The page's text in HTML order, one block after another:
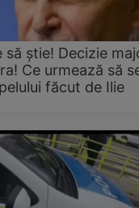
știe! Decizie
Ce urmează să
făcut de Ilie